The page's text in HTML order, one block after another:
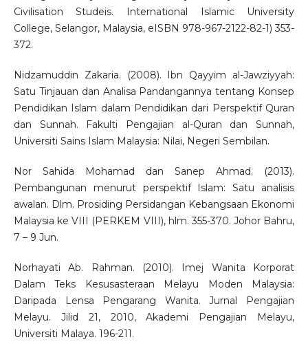
Civilisation Studeis. International Islamic University
College, Selangor, Malaysia, eISBN 978-967-2122-82-1) 353-
372.
Nidzamuddin Zakaria. (2008). Ibn Qayyim al-Jawziyyah:
Satu Tinjauan dan Analisa Pandangannya tentang Konsep
Pendidikan Islam dalam Pendidikan dari Perspektif Quran
dan Sunnah. Fakulti Pengajian al-Quran dan Sunnah,
Universiti Sains Islam Malaysia: Nilai, Negeri Sembilan.
Nor Sahida Mohamad dan Sanep Ahmad. (2013).
Pembangunan menurut perspektif Islam: Satu analisis
awalan. Dlm. Prosiding Persidangan Kebangsaan Ekonomi
Malaysia ke VIII (PERKEM VIII), hlm. 355-370. Johor Bahru,
7 – 9 Jun.
Norhayati Ab. Rahman. (2010). Imej Wanita Korporat
Dalam Teks Kesusasteraan Melayu Moden Malaysia:
Daripada Lensa Pengarang Wanita. Jurnal Pengajian
Melayu. Jilid 21, 2010, Akademi Pengajian Melayu,
Universiti Malaya. 196-211.